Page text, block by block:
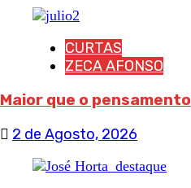
CURTAS
ZECA AFONSO
Maior que o pensamento
2 de Agosto, 2026